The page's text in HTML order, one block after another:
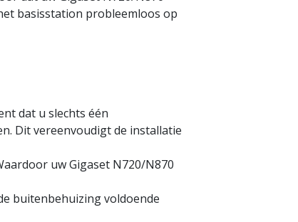
basisstation probleemloos op
dat u slechts één
Dit vereenvoudigt de installatie
uw Gigaset N720/N870
buitenbehuizing voldoende